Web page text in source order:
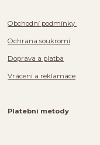
Obchodní podmínky
Ochrana soukromí
Doprava a platba
Vrácení a reklamace
Platební metody